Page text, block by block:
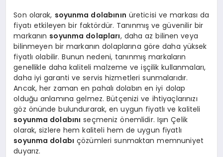
Son olarak, soyunma dolabının üreticisi ve markası da
fiyatı etkileyen bir faktördür. Tanınmış ve güvenilir bir
markanın soyunma dolapları, daha az bilinen veya
bilinmeyen bir markanın dolaplarına göre daha yüksek
fiyatlı olabilir. Bunun nedeni, tanınmış markaların
genellikle daha kaliteli malzeme ve işçilik kullanmaları,
daha iyi garanti ve servis hizmetleri sunmalarıdır.
Ancak, her zaman en pahalı dolabın en iyi dolap
olduğu anlamına gelmez. Bütçenizi ve ihtiyaçlarınızı
göz önünde bulundurarak, en uygun fiyatlı ve kaliteli
soyunma dolabını seçmeniz önemlidir. Işın Çelik
olarak, sizlere hem kaliteli hem de uygun fiyatlı
soyunma dolabı çözümleri sunmaktan memnuniyet
duyarız.